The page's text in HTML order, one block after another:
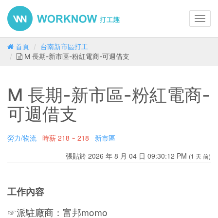
首頁
台南新市區打工
M 長期-新市區-粉紅電商-可週借支
M 長期-新市區-粉紅電商-
可週借支
勞力/物流 時薪 218 ~ 218
新市區
張貼於 2026 年 8 月 04 日 09:30:12 PM (1 天 前)
工作內容
☞派駐廠商：富邦momo